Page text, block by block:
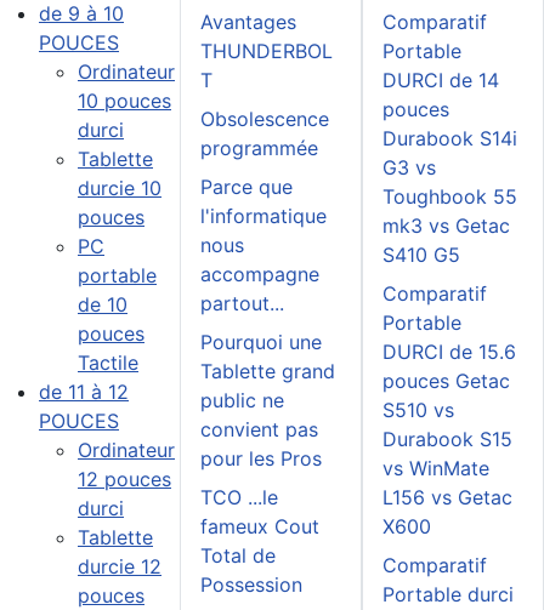
de 9 à 10
POUCES
Ordinateur
10 pouces
durci
Tablette
durcie 10
pouces
PC
portable
de 10
pouces
Tactile
de 11 à 12
POUCES
Ordinateur
12 pouces
durci
Tablette
durcie 12
pouces
Avantages
THUNDERBOL
T
Obsolescence
programmée
Parce que
l'informatique
nous
accompagne
partout...
Pourquoi une
Tablette grand
public ne
convient pas
pour les Pros
TCO ...le
fameux Cout
Total de
Possession
Comparatif
Portable
DURCI de 14
pouces
Durabook S14i
G3 vs
Toughbook 55
mk3 vs Getac
S410 G5
Comparatif
Portable
DURCI de 15.6
pouces Getac
S510 vs
Durabook S15
vs WinMate
L156 vs Getac
X600
Comparatif
Portable durci